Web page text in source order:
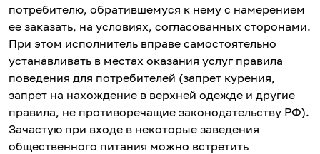
потребителю, обратившемуся к нему с намерением
ее заказать, на условиях, согласованных сторонами.
При этом исполнитель вправе самостоятельно
устанавливать в местах оказания услуг правила
поведения для потребителей (запрет курения,
запрет на нахождение в верхней одежде и другие
правила, не противоречащие законодательству РФ).
Зачастую при входе в некоторые заведения
общественного питания можно встретить